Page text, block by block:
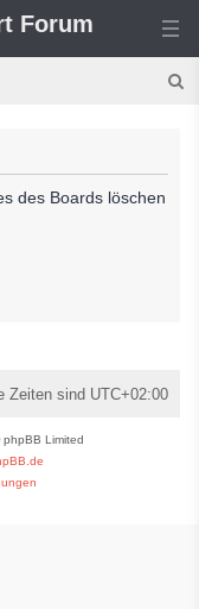
Forum
des Boards löschen
Zeiten sind UTC+02:00
Limited